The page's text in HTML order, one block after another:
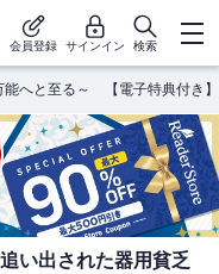
会員登録 サインイン 検索
へと至る～ 【電子特典付き】
い出された器用貧乏